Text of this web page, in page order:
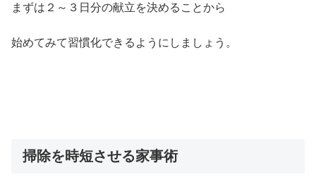
まずは２～３日分の献立を決めることから
始めてみて習慣化できるようにしましょう。
掃除を時短させる家事術